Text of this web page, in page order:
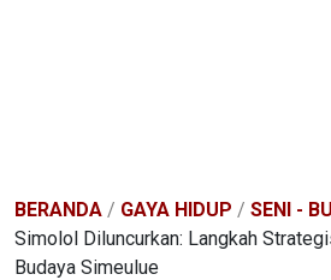
BERANDA / GAYA HIDUP / SENI -
Simolol Diluncurkan: Langkah
Budaya Simeulue